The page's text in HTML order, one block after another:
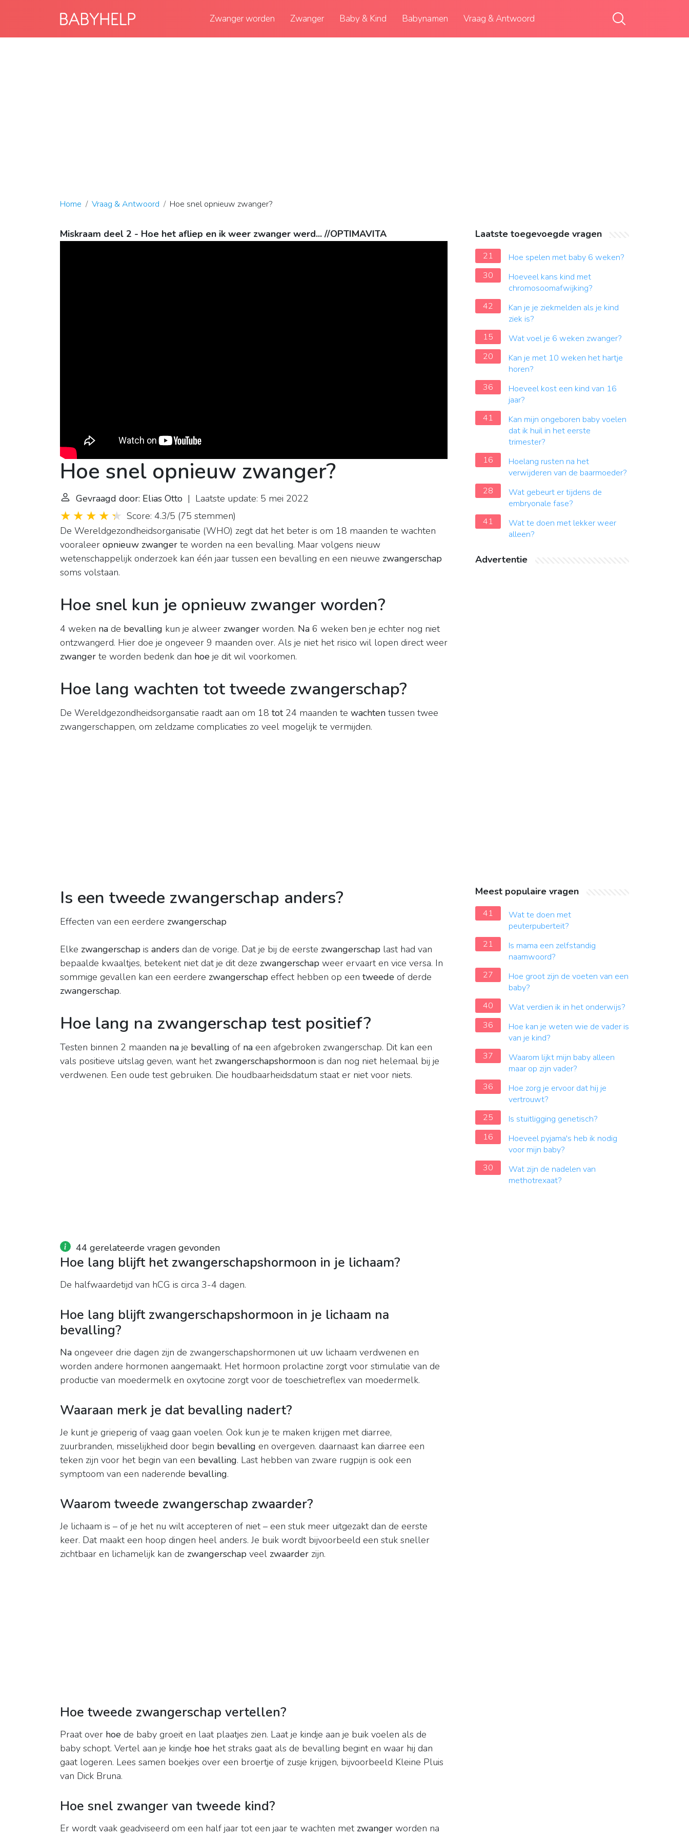
Zwanger worden Zwanger Baby & Kind Babynamen Vraag & Antwoord
Home Vraag & Antwoord Hoe snel opnieuw zwanger?
Miskraam deel 2 - Hoe het afliep en ik weer zwanger werd... //OPTIMAVITA
Hoe snel opnieuw zwanger?
Gevraagd door: Elias Otto | Laatste update: 5 mei 2022
Score: 4.3/5 (75 stemmen)
De Wereldgezondheidsorganisatie (WHO) zegt dat het beter is om 18 maanden te wachten
vooraleer opnieuw zwanger te worden na een bevalling. Maar volgens nieuw
wetenschappelijk onderzoek kan één jaar tussen een bevalling en een nieuwe zwangerschap
soms volstaan.
Hoe snel kun je opnieuw zwanger worden?
4 weken na de bevalling kun je alweer zwanger worden. Na 6 weken ben je echter nog niet
ontzwangerd. Hier doe je ongeveer 9 maanden over. Als je niet het risico wil lopen direct weer
zwanger te worden bedenk dan hoe je dit wil voorkomen.
Hoe lang wachten tot tweede zwangerschap?
De Wereldgezondheidsorgansatie raadt aan om 18 tot24 maanden te wachten tussen twee
zwangerschappen, om zeldzame complicaties zo veel mogelijk te vermijden.
Is een tweede zwangerschap anders?
Effecten van een eerdere zwangerschap
Elke zwangerschap is anders dan de vorige. Dat je bij de eerste zwangerschap last had van
bepaalde kwaaltjes, betekent niet dat je dit deze zwangerschap weer ervaart en vice versa. In
sommige gevallen kan een eerdere zwangerschap effect hebben op een tweede of derde
zwangerschap.
Hoe lang na zwangerschap test positief?
Testen binnen 2 maanden na je bevalling of na een afgebroken zwangerschap. Dit kan een
vals positieve uitslag geven, want het zwangerschapshormoon is dan nog niet helemaal bij je
verdwenen. Een oude test gebruiken. Die houdbaarheidsdatum staat er niet voor niets.
44 gerelateerde vragen gevonden
Hoe lang blijft het zwangerschapshormoon in je lichaam?
De halfwaardetijd van hCG is circa 3-4 dagen.
Hoe lang blijft zwangerschapshormoon in je lichaam na
bevalling?
Na ongeveer drie dagen zijn de zwangerschapshormonen uit uw lichaam verdwenen en
worden andere hormonen aangemaakt. Het hormoon prolactine zorgt voor stimulatie van de
productie van moedermelk en oxytocine zorgt voor de toeschietreflex van moedermelk.
Waaraan merk je dat bevalling nadert?
Je kunt je grieperig of vaag gaan voelen. Ook kun je te maken krijgen met diarree,
zuurbranden, misselijkheid door begin bevalling en overgeven. daarnaast kan diarree een
teken zijn voor het begin van een bevalling. Last hebben van zware rugpijn is ook een
symptoom van een naderende bevalling.
Waarom tweede zwangerschap zwaarder?
Je lichaam is – of je het nu wilt accepteren of niet – een stuk meer uitgezakt dan de eerste
keer. Dat maakt een hoop dingen heel anders. Je buik wordt bijvoorbeeld een stuk sneller
zichtbaar en lichamelijk kan de zwangerschap veel zwaarder zijn.
Hoe tweede zwangerschap vertellen?
Praat over hoe de baby groeit en laat plaatjes zien. Laat je kindje aan je buik voelen als de
baby schopt. Vertel aan je kindje hoe het straks gaat als de bevalling begint en waar hij dan
gaat logeren. Lees samen boekjes over een broertje of zusje krijgen, bijvoorbeeld Kleine Pluis
van Dick Bruna.
Hoe snel zwanger van tweede kind?
Er wordt vaak geadviseerd om een half jaar tot een jaar te wachten met zwanger worden na
Laatste toegevoegde vragen
21
Hoe spelen met baby 6 weken?
30
Hoeveel kans kind met
chromosoomafwijking?
42
Kan je je ziekmelden als je kind
ziek is?
15
Wat voel je 6 weken zwanger?
20
Kan je met 10 weken het hartje
horen?
36
Hoeveel kost een kind van 16
jaar?
41
Kan mijn ongeboren baby voelen
dat ik huil in het eerste
trimester?
16
Hoelang rusten na het
verwijderen van de baarmoeder?
28
Wat gebeurt er tijdens de
embryonale fase?
41
Wat te doen met lekker weer
alleen?
Advertentie
Meest populaire vragen
41
Wat te doen met
peuterpuberteit?
21
Is mama een zelfstandig
naamwoord?
27
Hoe groot zijn de voeten van een
baby?
40
Wat verdien ik in het onderwijs?
36
Hoe kan je weten wie de vader is
van je kind?
37
Waarom lijkt mijn baby alleen
maar op zijn vader?
36
Hoe zorg je ervoor dat hij je
vertrouwt?
25
Is stuitligging genetisch?
16
Hoeveel pyjama's heb ik nodig
voor mijn baby?
30
Wat zijn de nadelen van
methotrexaat?